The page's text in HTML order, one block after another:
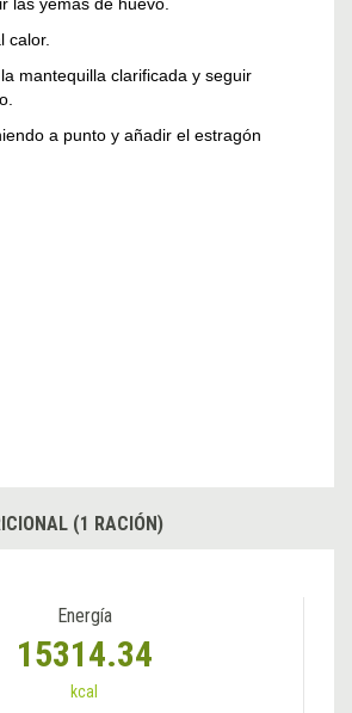
las yemas de huevo.
calor.
mantequilla clarificada y seguir
a punto y añadir el estragón
(1 RACIÓN)
Energía
15314.34
kcal